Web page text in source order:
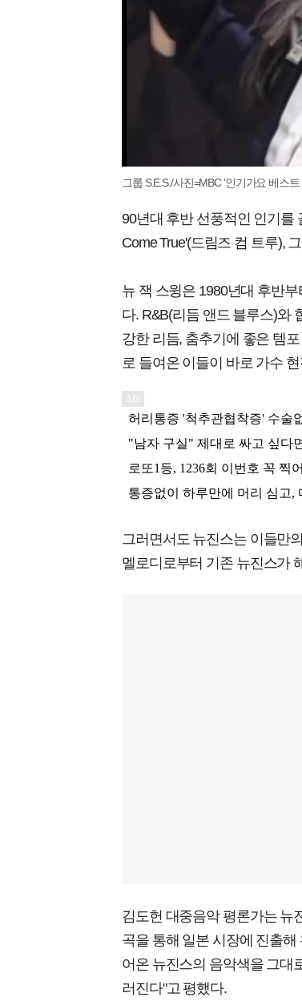
그룹 S.E.S./사진=MBC '인기가요 베스트
90년대 후반 선풍적인 인기를
Come True'(드림즈 컴 트루),
뉴 잭 스윙은 1980년대 후반
다. R&B(리듬 앤드 블루스)와
강한 리듬, 춤추기에 좋은 템
로 들여온 이들이 바로 가수
그러면서도 뉴진스는 이들만
멜로디로부터 기존 뉴진스가
김도헌 대중음악 평론가는 뉴
곡을 통해 일본 시장에 진출
어온 뉴진스의 음악색을 그대
러진다"고 평했다.